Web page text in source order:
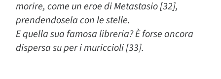
morire, come un eroe di Metastasio [32],
prendendosela con le stelle.
E quella sua famosa libreria? È forse ancora
dispersa su per i muriccioli [33].